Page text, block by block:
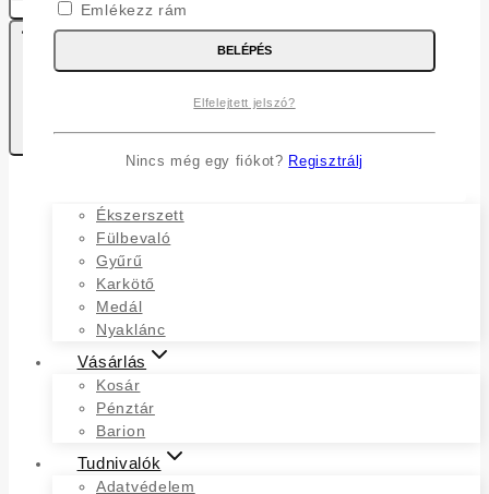
Kosaram
Ékszerszett
Fülbevaló
Gyűrű
Karkötő
Medál
Nyaklánc
Vásárlás
Kosár
Pénztár
Barion
Tudnivalók
Adatvédelem
Emlékezz rám
BELÉPÉS
Elfelejtett jelszó?
Nincs még egy fiókot? Regisztrálj